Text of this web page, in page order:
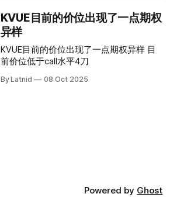
KVUE目前的价位出现了一点期权
异样
KVUE目前的价位出现了一点期权异样 目
前价位低于call水平4刀
By Latnid 08 Oct 2025
Powered by Ghost